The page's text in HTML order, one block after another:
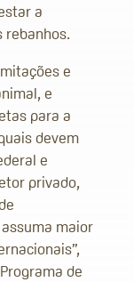
a
rebanhos.
e
e
para a
devem
e
privado,
maior
de